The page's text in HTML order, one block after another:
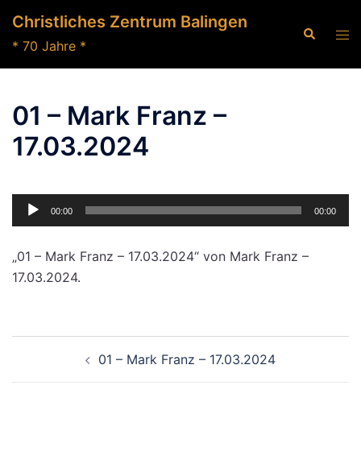
Inhalt
springen
Christliches Zentrum Balingen
* 70 Jahre *
Suche
01 – Mark Franz –
17.03.2024
Audio-
Player
00:00 00:00
„01 – Mark Franz – 17.03.2024“ von Mark Franz –
17.03.2024.
01 – Mark Franz – 17.03.2024